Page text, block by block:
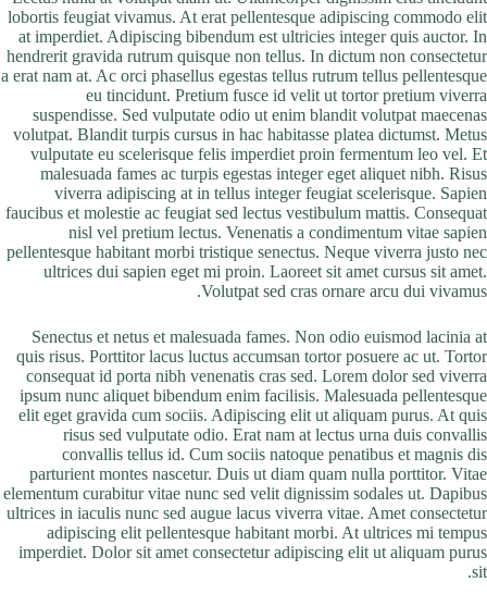
lobortis feugiat vivamus. At erat pellentesque adipiscing commodo elit
at imperdiet. Adipiscing bibendum est ultricies integer quis auctor. In
hendrerit gravida rutrum quisque non tellus. In dictum non consectetur
a erat nam at. Ac orci phasellus egestas tellus rutrum tellus pellentesque
eu tincidunt. Pretium fusce id velit ut tortor pretium viverra
suspendisse. Sed vulputate odio ut enim blandit volutpat maecenas
volutpat. Blandit turpis cursus in hac habitasse platea dictumst. Metus
vulputate eu scelerisque felis imperdiet proin fermentum leo vel. Et
malesuada fames ac turpis egestas integer eget aliquet nibh. Risus
viverra adipiscing at in tellus integer feugiat scelerisque. Sapien
faucibus et molestie ac feugiat sed lectus vestibulum mattis. Consequat
nisl vel pretium lectus. Venenatis a condimentum vitae sapien
pellentesque habitant morbi tristique senectus. Neque viverra justo nec
ultrices dui sapien eget mi proin. Laoreet sit amet cursus sit amet.
Volutpat sed cras ornare arcu dui vivamus.
Senectus et netus et malesuada fames. Non odio euismod lacinia at
quis risus. Porttitor lacus luctus accumsan tortor posuere ac ut. Tortor
consequat id porta nibh venenatis cras sed. Lorem dolor sed viverra
ipsum nunc aliquet bibendum enim facilisis. Malesuada pellentesque
elit eget gravida cum sociis. Adipiscing elit ut aliquam purus. At quis
risus sed vulputate odio. Erat nam at lectus urna duis convallis
convallis tellus id. Cum sociis natoque penatibus et magnis dis
parturient montes nascetur. Duis ut diam quam nulla porttitor. Vitae
elementum curabitur vitae nunc sed velit dignissim sodales ut. Dapibus
ultrices in iaculis nunc sed augue lacus viverra vitae. Amet consectetur
adipiscing elit pellentesque habitant morbi. At ultrices mi tempus
imperdiet. Dolor sit amet consectetur adipiscing elit ut aliquam purus
sit.